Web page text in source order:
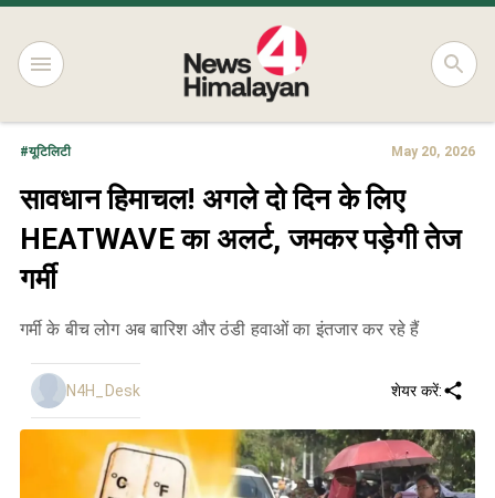
#यूटिलिटी May 20, 2026
सावधान हिमाचल! अगले दो दिन के लिए
HEATWAVE का अलर्ट, जमकर पड़ेगी तेज
गर्मी
गर्मी के बीच लोग अब बारिश और ठंडी हवाओं का इंतजार कर रहे हैं
N4H_Desk शेयर करें: